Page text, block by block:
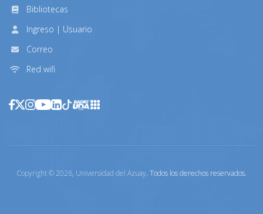
Bibliotecas
Ingreso | Usuario
Correo
Red wifi
Copyright ©2026, Universidad del Azuay. Todos los derechos reservados.